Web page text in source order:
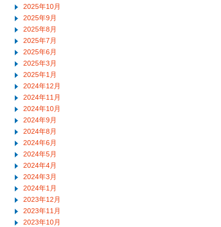
2025年10月
2025年9月
2025年8月
2025年7月
2025年6月
2025年3月
2025年1月
2024年12月
2024年11月
2024年10月
2024年9月
2024年8月
2024年6月
2024年5月
2024年4月
2024年3月
2024年1月
2023年12月
2023年11月
2023年10月